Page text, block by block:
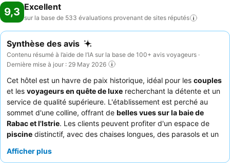
9,3 Excellent
sur la base de 533 évaluations provenant de sites réputés
Synthèse des avis
Contenu résumé à l’aide de l’IA sur la base de 100+ avis voyageurs ·
Dernière mise à jour : 29 May 2026
Cet hôtel est un havre de paix historique, idéal pour les couples
et les voyageurs en quête de luxe recherchant la détente et un
service de qualité supérieure. L'établissement est perché au
sommet d'une colline, offrant de belles vues sur la baie de
Rabac et l'Istrie. Les clients peuvent profiter d'un espace de
piscine distinctif, avec des chaises longues, des parasols et un
pour son approche professionnelle, amicale et chaleureuse,
Afficher plus